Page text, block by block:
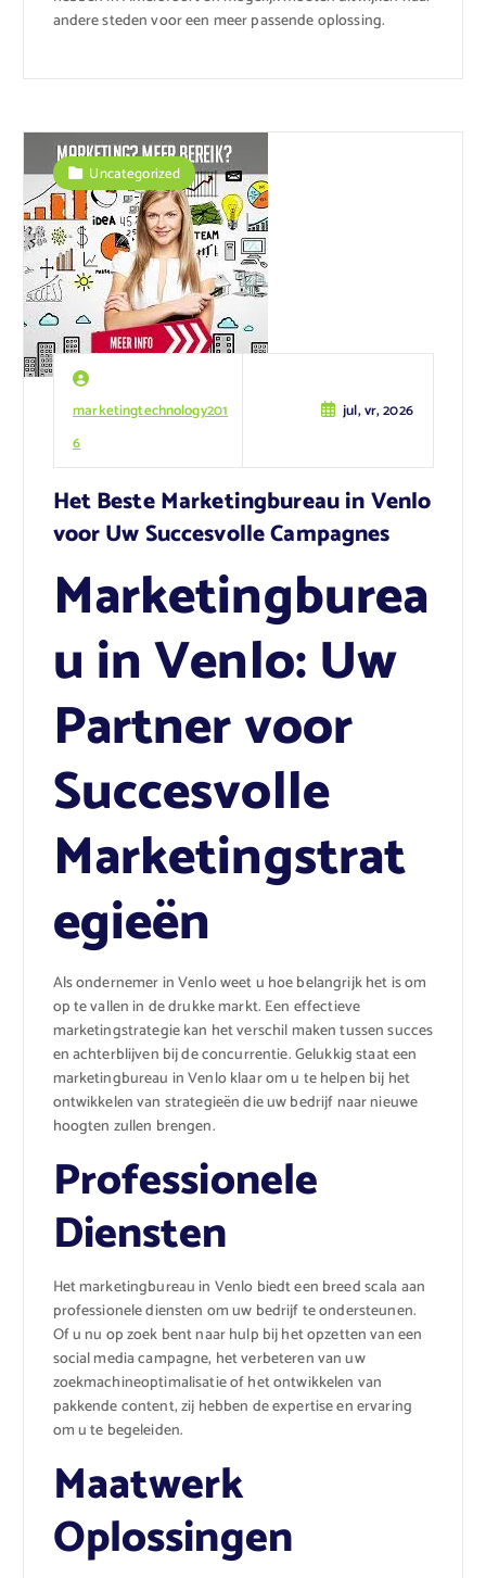
andere steden voor een meer passende oplossing.
marketingtechnology201
6
jul, vr, 2026
Uncategorized
Het Beste Marketingbureau in Venlo
voor Uw Succesvolle Campagnes
Marketingburea
u in Venlo: Uw
Partner voor
Succesvolle
Marketingstrat
egieën
Als ondernemer in Venlo weet u hoe belangrijk het is om
op te vallen in de drukke markt. Een effectieve
marketingstrategie kan het verschil maken tussen succes
en achterblijven bij de concurrentie. Gelukkig staat een
marketingbureau in Venlo klaar om u te helpen bij het
ontwikkelen van strategieën die uw bedrijf naar nieuwe
hoogten zullen brengen.
Professionele
Diensten
Het marketingbureau in Venlo biedt een breed scala aan
professionele diensten om uw bedrijf te ondersteunen.
Of u nu op zoek bent naar hulp bij het opzetten van een
social media campagne, het verbeteren van uw
zoekmachineoptimalisatie of het ontwikkelen van
pakkende content, zij hebben de expertise en ervaring
om u te begeleiden.
Maatwerk
Oplossingen